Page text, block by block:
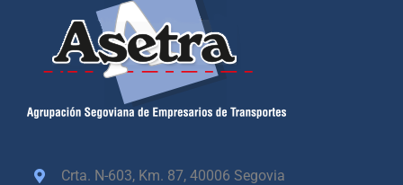
Crta. N-603, Km. 87,40006 Segovia